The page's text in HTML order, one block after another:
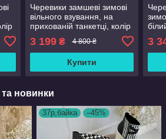
Черевики замшеві зимові
вільного взування, на
прихованій танкетці, колір
3 199₴ 4 800 ₴
Купити
3
та новинки
37р,байка –45%